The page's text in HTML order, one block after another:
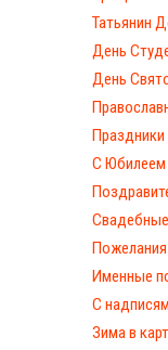
Татьянин
День
День
Праздники
С Юбилеем
Свадебные
Пожелания
Именные
С
Зима в